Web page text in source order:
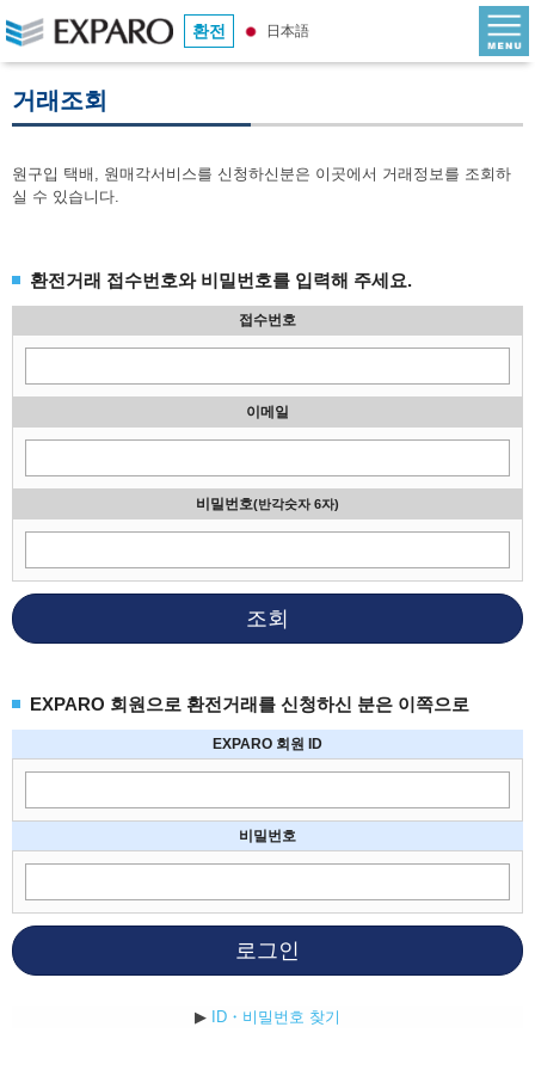
환전 日本語
거래조회
원구입 택배, 원매각서비스를 신청하신분은 이곳에서 거래정보를 조회하
실 수 있습니다.
환전거래 접수번호와 비밀번호를 입력해 주세요.
접수번호
이메일
비밀번호(반각숫자 6자)
조회
EXPARO 회원으로 환전거래를 신청하신 분은 이쪽으로
EXPARO 회원 ID
비밀번호
로그인
▶ ID・비밀번호 찾기